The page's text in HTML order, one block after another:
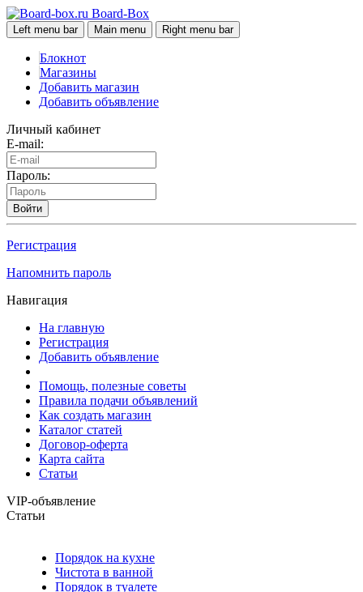
Board-Box
Left menu bar Main menu Right menu bar
Блокнот
Магазины
Добавить магазин
Добавить объявление
Личный кабинет
E-mail:
Пароль:
Войти
Регистрация
Напомнить пароль
Навигация
На главную
Регистрация
Добавить объявление
Помощь, полезные советы
Правила подачи объявлений
Как создать магазин
Каталог статей
Договор-оферта
Карта сайта
Статьи
VIP-объявление
Статьи
Порядок на кухне
Чистота в ванной
Порядок в туалете